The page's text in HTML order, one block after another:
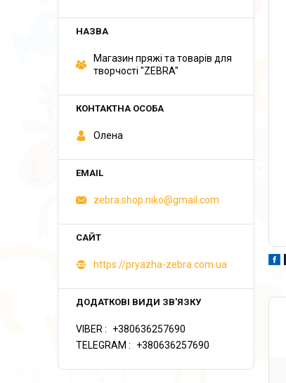
Магазин пряжі та товарів для
творчості "ZEBRA"
Олена
zebra.shop.niko@gmail.com
https://pryazha-zebra.com.ua
VIBER
+380636257690
TELEGRAM
+380636257690